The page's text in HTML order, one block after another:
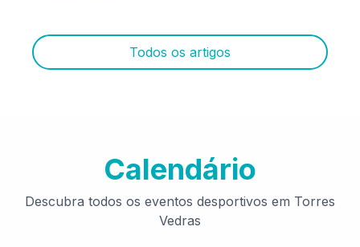
Todos os artigos
Calendário
Descubra todos os eventos desportivos em Torres
Vedras